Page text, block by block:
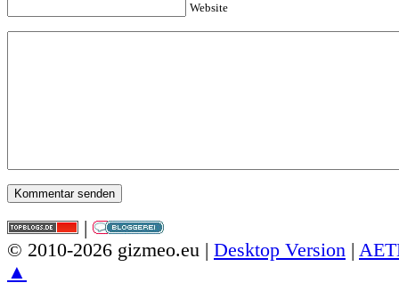
Website
|
© 2010-2026 gizmeo.eu | Desktop Version |
▲